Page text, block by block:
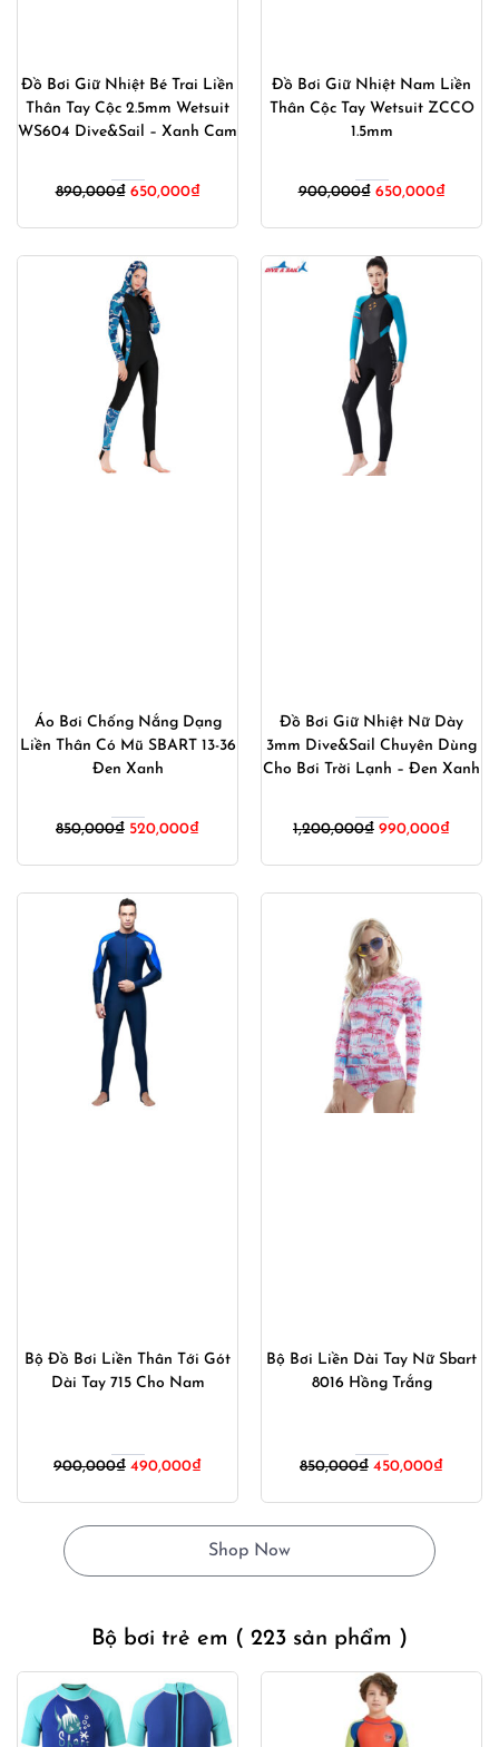
Đồ Bơi Giữ Nhiệt Bé Trai Liền
Thân Tay Cộc 2.5mm Wetsuit
WS604 Dive&Sail – Xanh Cam
890,000₫ Giá
890,000₫.
650,000₫Giá
là:
Đồ Bơi Giữ Nhiệt Nam Liền
Thân Cộc Tay Wetsuit ZCCO
1.5mm
900,000₫ Giá
900,000₫.
650,000₫Giá
là:
Áo Bơi Chống Nắng Dạng
Liền Thân Có Mũ SBART 13-36
Đen Xanh
850,000₫ Giá
850,000₫.
520,000₫Giá
là:
Đồ Bơi Giữ Nhiệt Nữ Dày
3mm Dive&Sail Chuyên Dùng
Cho Bơi Trời Lạnh – Đen Xanh
1,200,000₫ Giá
1,200,000₫.
990,000₫Giá
là:
Bộ Đồ Bơi Liền Thân Tới Gót
Dài Tay 715 Cho Nam
900,000₫ Giá
490,000₫Giá
490,000₫.
Bộ Bơi Liền Dài Tay Nữ Sbart
8016 Hồng Trắng
850,000₫ Giá
850,000₫.
450,000₫Giá
Shop Now
Bộ bơi trẻ em ( 223 sản phẩm )